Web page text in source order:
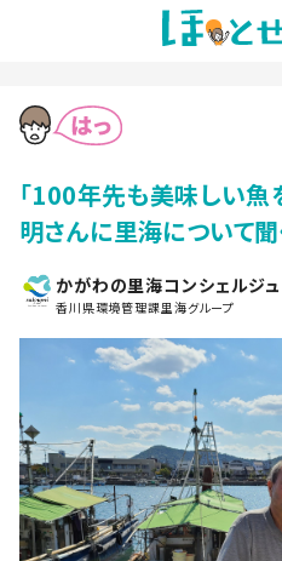
「100年先も美味しい魚
明さんに里海について聞
かがわの里海コンシェルジュ
香川県環境管理課里海グループ